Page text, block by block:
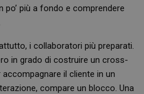
po’ più a fondo e comprendere
i collaboratori più preparati.
in grado di costruire un cross-
il cliente in un
compare un blocco. Una